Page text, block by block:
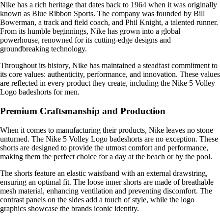
Nike has a rich heritage that dates back to 1964 when it was originally
known as Blue Ribbon Sports. The company was founded by Bill
Bowerman, a track and field coach, and Phil Knight, a talented runner.
From its humble beginnings, Nike has grown into a global
powerhouse, renowned for its cutting-edge designs and
groundbreaking technology.
Throughout its history, Nike has maintained a steadfast commitment to
its core values: authenticity, performance, and innovation. These values
are reflected in every product they create, including the Nike 5 Volley
Logo badeshorts for men.
Premium Craftsmanship and Production
When it comes to manufacturing their products, Nike leaves no stone
unturned. The Nike 5 Volley Logo badeshorts are no exception. These
shorts are designed to provide the utmost comfort and performance,
making them the perfect choice for a day at the beach or by the pool.
The shorts feature an elastic waistband with an external drawstring,
ensuring an optimal fit. The loose inner shorts are made of breathable
mesh material, enhancing ventilation and preventing discomfort. The
contrast panels on the sides add a touch of style, while the logo
graphics showcase the brands iconic identity.